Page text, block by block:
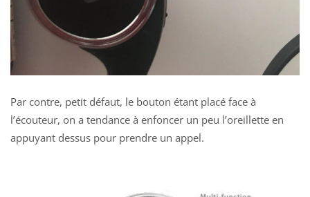
Par contre, petit défaut, le bouton étant placé face à
l’écouteur, on a tendance à enfoncer un peu l’oreillette en
appuyant dessus pour prendre un appel.